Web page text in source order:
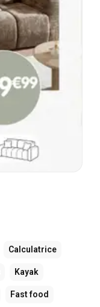
Calculatrice
Kayak
Fast food